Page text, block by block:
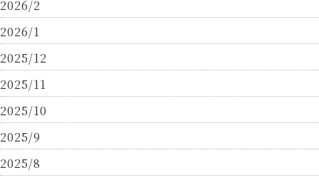
2026/2
2026/1
2025/12
2025/11
2025/10
2025/9
2025/8